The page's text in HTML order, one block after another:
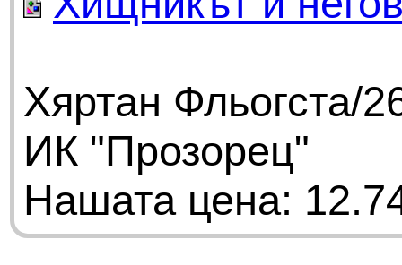
Хяртан Фльогста/
ИК "Прозорец"
Нашата цена: